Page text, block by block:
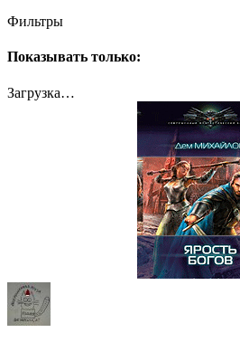
Фильтры
Показывать только:
Загрузка…